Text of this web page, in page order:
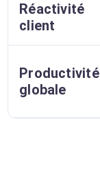
Réactivité
client
Productivité
globale